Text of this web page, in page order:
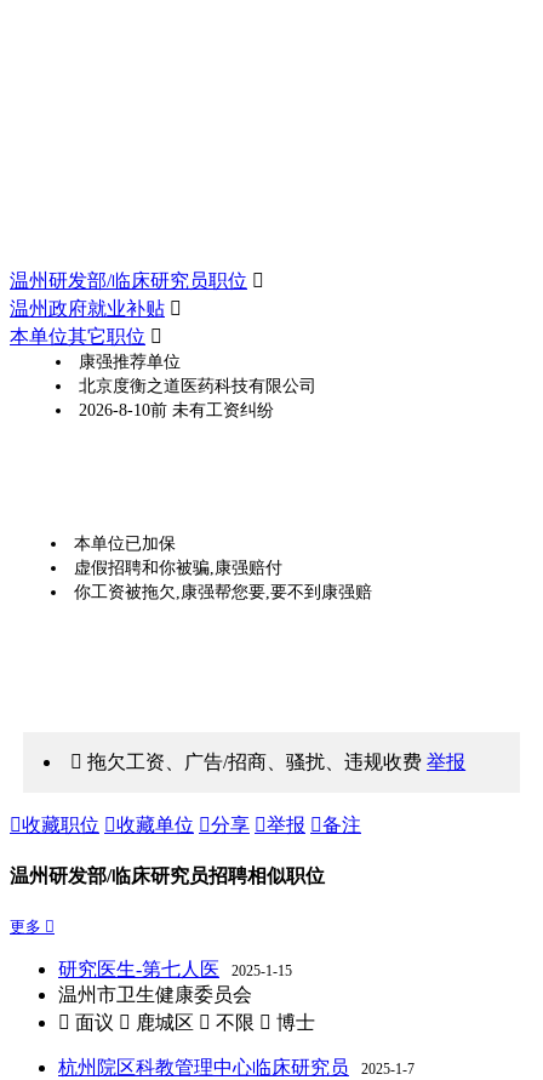
温州研发部/临床研究员职位 
温州政府就业补贴 
本单位其它职位 
康强推荐单位
北京度衡之道医药科技有限公司
2026-8-10前 未有工资纠纷
本单位已加保
虚假招聘和你被骗,康强赔付
你工资被拖欠,康强帮您要,要不到康强赔
 拖欠工资、广告/招商、骚扰、违规收费举报
收藏职位 收藏单位 分享 举报 备注
温州研发部/临床研究员招聘相似职位
更多 
研究医生-第七人医 2025-1-15
温州市卫生健康委员会
 面议  鹿城区  不限  博士
杭州院区科教管理中心临床研究员 2025-1-7